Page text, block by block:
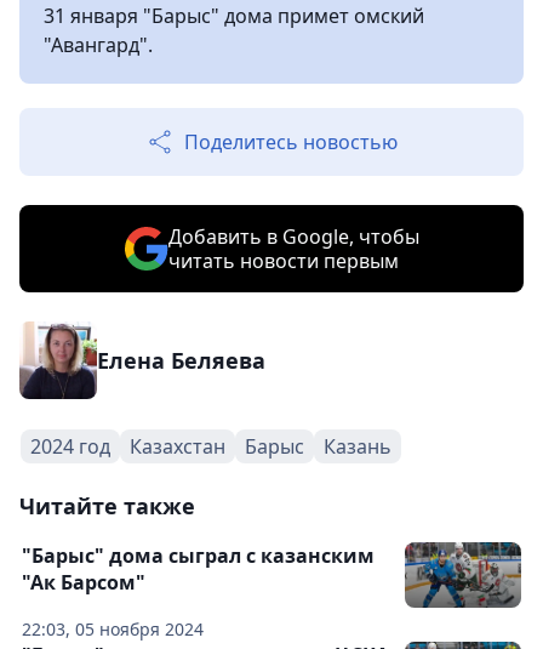
31 января "Барыс" дома примет омский
"Авангард".
Поделитесь новостью
Добавить в Google, чтобы
читать новости первым
Елена Беляева
2024 год Казахстан Барыс Казань
Читайте также
22:03, 05 ноября 2024
"Барыс" дома сыграл с казанским
"Ак Барсом"